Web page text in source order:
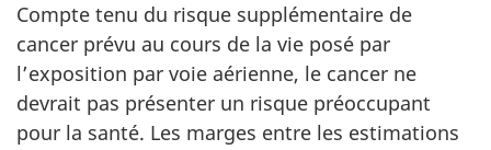
Compte tenu du risque supplémentaire de
cancer prévu au cours de la vie posé par
l’exposition par voie aérienne, le cancer ne
devrait pas présenter un risque préoccupant
pour la santé. Les marges entre les estimations